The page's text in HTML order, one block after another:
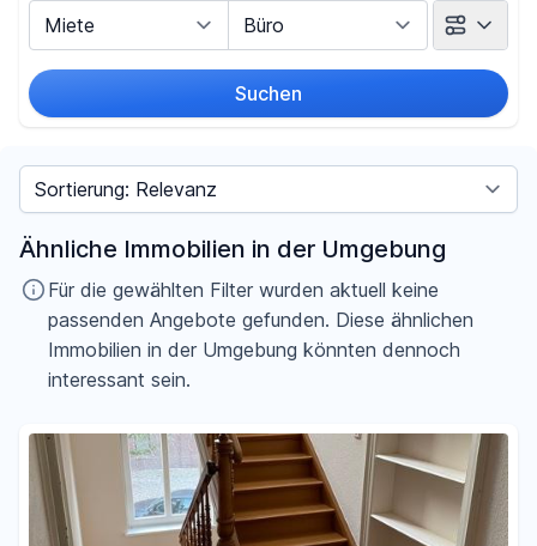
Suchen
Preis
Fläche
- m²
Sortieren nach
Ähnliche Immobilien in der Umgebung
Für die gewählten Filter wurden aktuell keine
passenden Angebote gefunden. Diese ähnlichen
Immobilien in der Umgebung könnten dennoch
interessant sein.